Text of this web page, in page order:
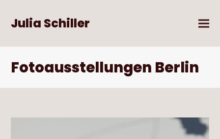
Julia Schiller
Fotoausstellungen Berlin